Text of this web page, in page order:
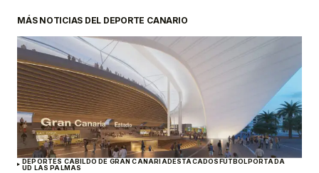
MÁS NOTICIAS DEL DEPORTE CANARIO
DEPORTES CABILDO DE GRAN CANARIADESTACADOSFÚTBOLPORTADA
UD LAS PALMAS